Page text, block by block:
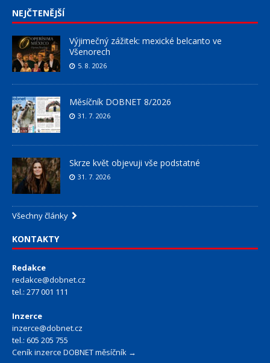
NEJČTENĚJŠÍ
Výjimečný zážitek: mexické belcanto ve
Všenorech
5. 8. 2026
Měsíčník DOBNET 8/2026
31. 7. 2026
Skrze květ objevuji vše podstatné
31. 7. 2026
Všechny články
KONTAKTY
Redakce
redakce@dobnet.cz
tel.: 277 001 111
Inzerce
inzerce@dobnet.cz
tel.: 605 205 755
Ceník inzerce DOBNET měsíčník →